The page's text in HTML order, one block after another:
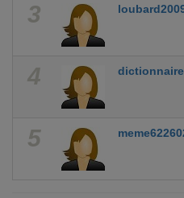
3
4 dictionnaire
5